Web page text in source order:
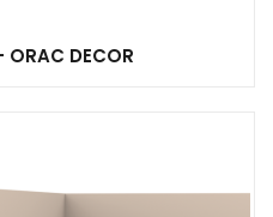
ORAC DECOR